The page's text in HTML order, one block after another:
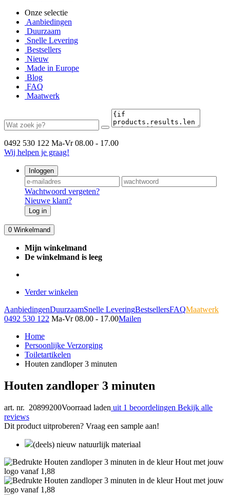
Onze selectie
Aanbiedingen
Duurzaam
Snelle Levering
Bestsellers
Nieuw
Made in Europe
Blog
FAQ
Maatwerk
0492 530 122 Ma-Vr 08.00 - 17.00
Wij helpen je graag!
Inloggen
Wachtwoord vergeten?
Nieuwe klant?
Log in
0 Winkelmand
Mijn winkelmand
De winkelmand is leeg
Verder winkelen
AanbiedingenDuurzaamSnelle LeveringBestsellersFAQMaatwerk
0492 530 122 Ma-Vr 08.00 - 17.00Mailen
Home
Persoonlijke Verzorging
Toiletartikelen
Houten zandloper 3 minuten
Houten zandloper 3 minuten
art. nr. 20899200Voorraad laden uit 1 beoordelingen Bekijk alle
reviews
Dit product uitproberen? Vraag een sample aan!
(deels) nieuw natuurlijk materiaal